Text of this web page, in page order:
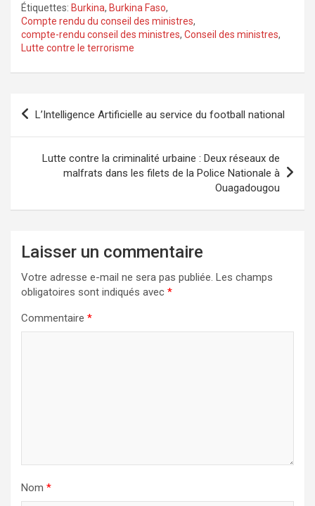
Étiquettes: Burkina, Burkina Faso,
Compte rendu du conseil des ministres,
compte-rendu conseil des ministres, Conseil des ministres,
Lutte contre le terrorisme
Navigation
de
L’Intelligence Artificielle au service du football national
Lutte contre la criminalité urbaine : Deux réseaux de
malfrats dans les filets de la Police Nationale à
Ouagadougou
Laisser un commentaire
Votre adresse e-mail ne sera pas publiée. Les champs
obligatoires sont indiqués avec *
Commentaire *
Nom *